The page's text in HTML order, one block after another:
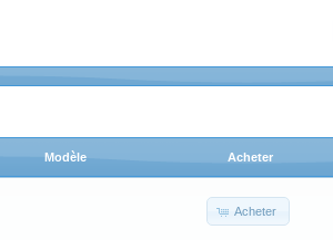
Modèle Acheter
Acheter